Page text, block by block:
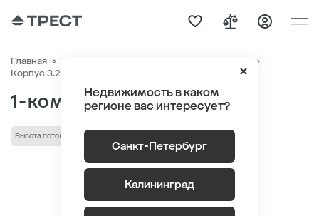
Недвижимость в каком
регионе вас интересует?
Санкт-Петербург
Калининград
Главная Квартиры
Корпус 3.2 Этаж 1
1-комнатная 50.7 м2
Высота потолка 2.9 м